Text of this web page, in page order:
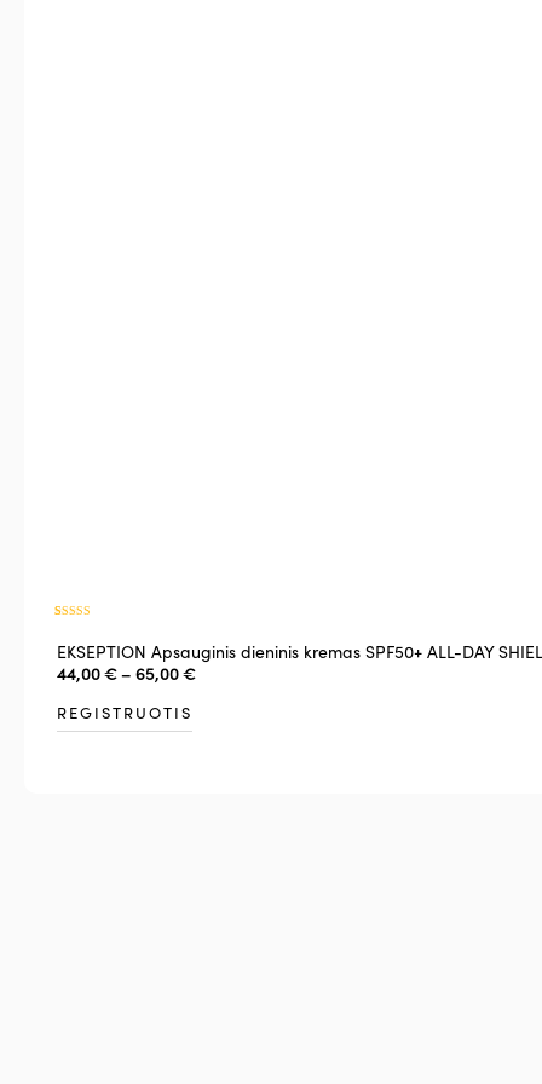
(viso
EKSEPTION Apsauginis dieninis kremas SPF50+ ALL-DAY
44,00€– 65,00€
REGISTRUOTIS